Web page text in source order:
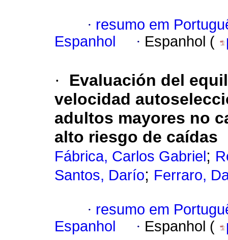
· resumo em
Espanhol
· Espanhol (
·
Evaluación del
velocidad
adultos mayores no
alto riesgo de caídas
Fábrica, Carlos Gabriel ;
Santos, Darío; Ferraro,
· resumo em
Espanhol
· Espanhol (